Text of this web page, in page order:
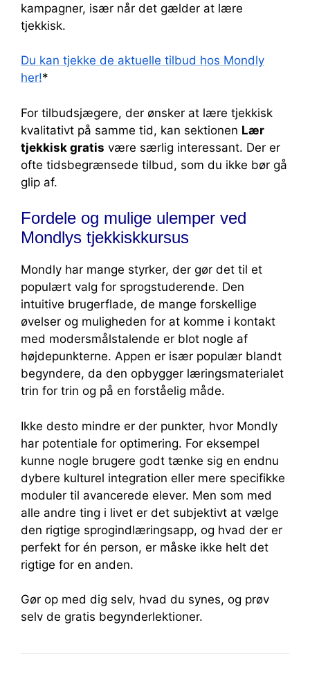
kampagner, især når det gælder at lære
tjekkisk.
Du kan tjekke de aktuelle tilbud hos Mondly
her!*
For tilbudsjægere, der ønsker at lære tjekkisk
kvalitativt på samme tid, kan sektionen Lær
tjekkisk gratis være særlig interessant. Der er
ofte tidsbegrænsede tilbud, som du ikke bør gå
glip af.
Fordele og mulige ulemper ved
Mondlys tjekkiskkursus
Mondly har mange styrker, der gør det til et
populært valg for sprogstuderende. Den
intuitive brugerflade, de mange forskellige
øvelser og muligheden for at komme i kontakt
med modersmålstalende er blot nogle af
højdepunkterne. Appen er især populær blandt
begyndere, da den opbygger læringsmaterialet
trin for trin og på en forståelig måde.
Ikke desto mindre er der punkter, hvor Mondly
har potentiale for optimering. For eksempel
kunne nogle brugere godt tænke sig en endnu
dybere kulturel integration eller mere specifikke
moduler til avancerede elever. Men som med
alle andre ting i livet er det subjektivt at vælge
den rigtige sprogindlæringsapp, og hvad der er
perfekt for én person, er måske ikke helt det
rigtige for en anden.
Gør op med dig selv, hvad du synes, og prøv
selv de gratis begynderlektioner.